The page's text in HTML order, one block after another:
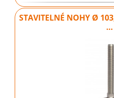
STAVITELNÉ NOHY Ø
…